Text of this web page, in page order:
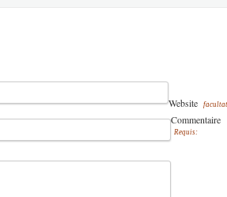
Website
Commentaire
Requis: